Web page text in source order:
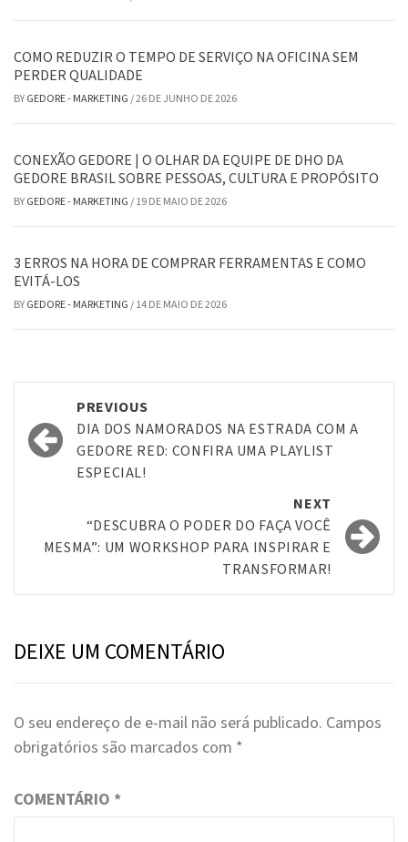
COMO REDUZIR O TEMPO DE SERVIÇO NA OFICINA SEM
PERDER QUALIDADE
BYGEDORE - MARKETING/26 DE JUNHO DE 2026
CONEXÃO GEDORE | O OLHAR DA EQUIPE DE DHO DA
GEDORE BRASIL SOBRE PESSOAS, CULTURA E PROPÓSITO
BYGEDORE - MARKETING/19 DE MAIO DE 2026
3 ERROS NA HORA DE COMPRAR FERRAMENTAS E COMO
EVITÁ-LOS
BYGEDORE - MARKETING/14 DE MAIO DE 2026
navigation
PREVIOUS
DIA DOS NAMORADOS NA ESTRADA COM A
GEDORE RED: CONFIRA UMA PLAYLIST
ESPECIAL!
NEXT
“DESCUBRA O PODER DO FAÇA VOCÊ
MESMA”: UM WORKSHOP PARA INSPIRAR E
TRANSFORMAR!
DEIXE UM COMENTÁRIO
O seu endereço de e-mail não será publicado. Campos
obrigatórios são marcados com *
COMENTÁRIO *